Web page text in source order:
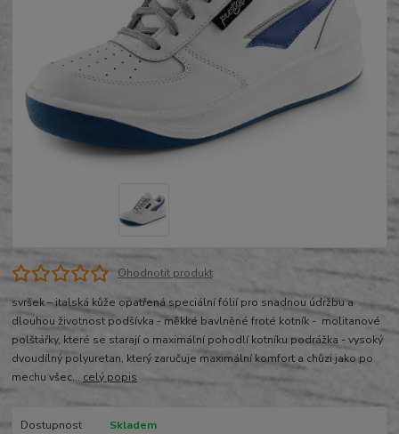
Ohodnotit produkt
svršek – italská kůže opatřená speciální fólií pro snadnou údržbu a
dlouhou životnost podšívka - měkké bavlněné froté kotník - molitanové
polštářky, které se starají o maximální pohodlí kotníku podrážka - vysoký
dvoudílný polyuretan, který zaručuje maximální komfort a chůzi jako po
mechu všec... celý popis
Dostupnost
Skladem